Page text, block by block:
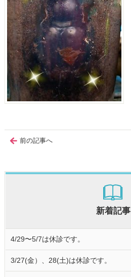
前の記事へ
新着記事
4/29〜5/7は休診です。
3/27(金）、28(土)は休診です。